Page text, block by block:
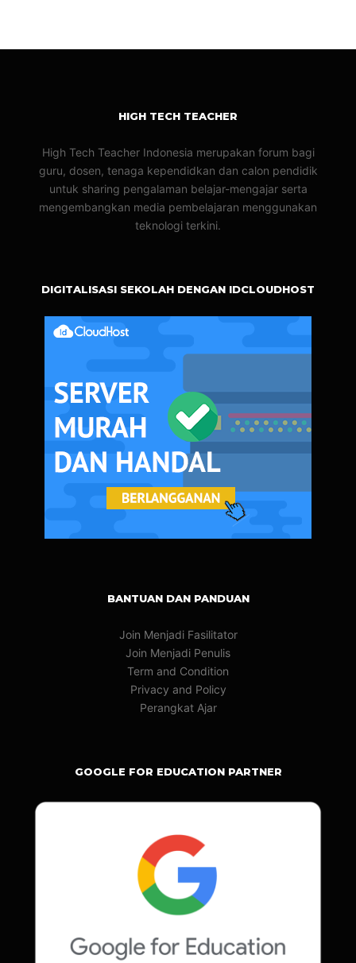
HIGH TECH TEACHER
High Tech Teacher Indonesia merupakan forum bagi
guru, dosen, tenaga kependidkan dan calon pendidik
untuk sharing pengalaman belajar-mengajar serta
mengembangkan media pembelajaran menggunakan
teknologi terkini.
DIGITALISASI SEKOLAH DENGAN IDCLOUDHOST
BANTUAN DAN PANDUAN
Join Menjadi Fasilitator
Join Menjadi Penulis
Term and Condition
Privacy and Policy
Perangkat Ajar
GOOGLE FOR EDUCATION PARTNER